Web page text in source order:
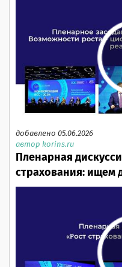
добавлено 05.06.2026
автор korins.ru
Пленарная
страхования: ищем